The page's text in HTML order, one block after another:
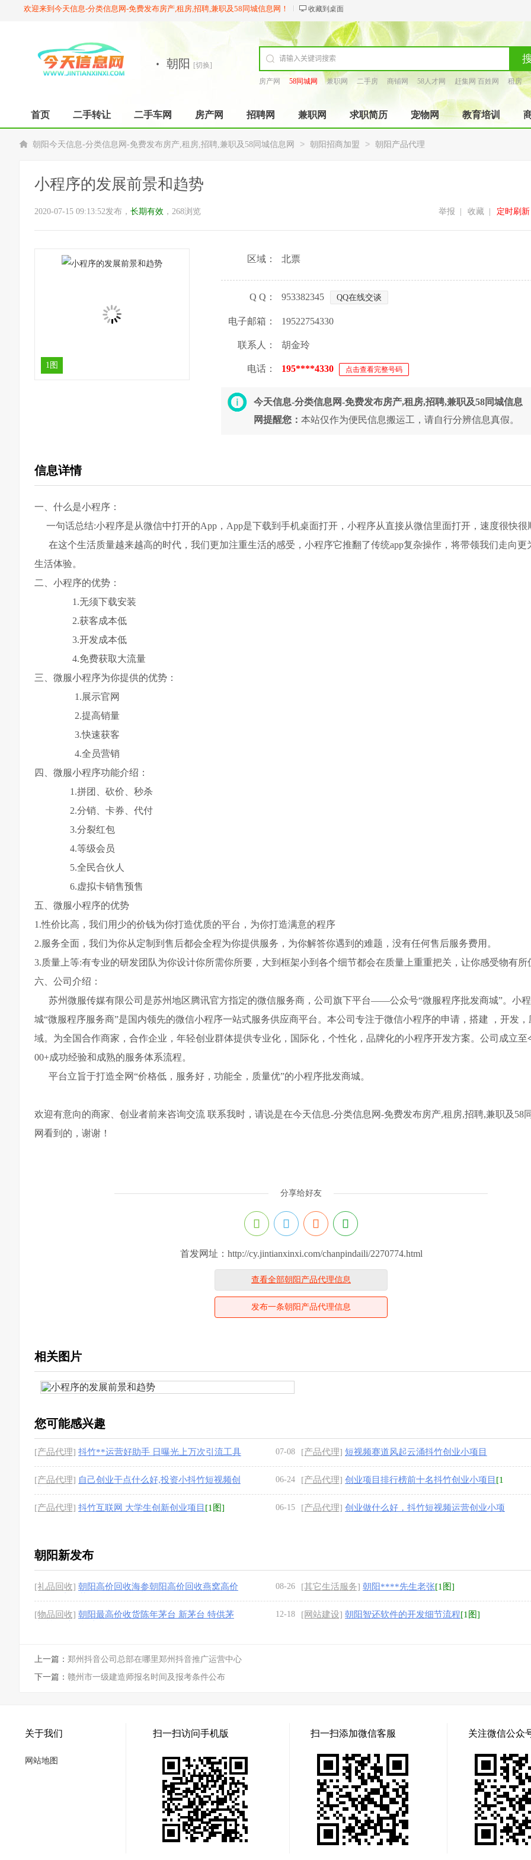
欢迎来到今天信息-分类信息网-免费发布房产,租房,招聘,兼职及58同城信息网！ 收藏到桌面
· 朝阳
[切换]
房产网
58同城网 兼职网 二手房 商铺网 58人才网 赶集网 百姓网
租房
首页 二手转让 二手车网 房产网 招聘网 兼职网 求职简历 宠物网 教育培训
朝阳今天信息-分类信息网-免费发布房产,租房,招聘,兼职及58同城信息网 > 朝阳招商加盟 > 朝阳产品代理
小程序的发展前景和趋势
2020-07-15 09:13:52发布， 长期有效 ，268浏览 定时刷新
收藏
举报
1图
区域： 北票
Q Q： 953382345 QQ在线交谈
电子邮箱： 19522754330
联系人： 胡金玲
电话： 195****4330 点击查看完整号码
今天信息-分类信息网-免费发布房产,租房,招聘,兼职及58同城信息
网提醒您： 本站仅作为便民信息搬运工，请自行分辨信息真假。
信息详情
一、什么是小程序：
一句话总结:小程序是从微信中打开的App，App是下载到手机桌面打开，小程序从直接从微信里面打开，速度很快很
在这个生活质量越来越高的时代，我们更加注重生活的感受，小程序它推翻了传统app复杂操作，将带领我们走向更
生活体验。
二、小程序的优势：
1.无须下载安装
2.获客成本低
3.开发成本低
4.免费获取大流量
三、微服小程序为你提供的优势：
1.展示官网
2.提高销量
3.快速获客
4.全员营销
四、微服小程序功能介绍：
1.拼团、砍价、秒杀
2.分销、卡券、代付
3.分裂红包
4.等级会员
5.全民合伙人
6.虚拟卡销售预售
五、微服小程序的优势
1.性价比高，我们用少的价钱为你打造优质的平台，为你打造满意的程序
2.服务全面，我们为你从定制到售后都会全程为你提供服务，为你解答你遇到的难题，没有任何售后服务费用。
3.质量上等:有专业的研发团队为你设计你所需你所要，大到框架小到各个细节都会在质量上重重把关，让你感受物有所
六、公司介绍：
苏州微服传媒有限公司是苏州地区腾讯官方指定的微信服务商，公司旗下平台——公众号“微服程序批发商城”。小
城“微服程序服务商”是国内领先的微信小程序一站式服务供应商平台。本公司专注于微信小程序的申请，搭建 ，开发
域。为全国合作商家，合作企业，年轻创业群体提供专业化，国际化，个性化，品牌化的小程序开发方案。公司成立至
00+成功经验和成熟的服务体系流程。
平台立旨于打造全网“价格低，服务好，功能全，质量优”的小程序批发商城。
欢迎有意向的商家、创业者前来咨询交流 联系我时，请说是在今天信息-分类信息网-免费发布房产,租房,招聘,兼职及58
网看到的，谢谢！
分享给好友
首发网址：http://cy.jintianxinxi.com/chanpindaili/2270774.html
查看全部朝阳产品代理信息
发布一条朝阳产品代理信息
相关图片
您可能感兴趣
[产品代理] 抖竹**运营好助手 日曝光上万次引流工具
07-08 [产品代理] 短视频赛道风起云涌抖竹创业小项目
[产品代理] 自己创业干点什么好,投资小抖竹短视频创
06-24 [产品代理] 创业项目排行榜前十名抖竹创业小项目 [1
[产品代理] 抖竹互联网 大学生创新创业项目 [1图] 06-15 [产品代理] 创业做什么好，抖竹短视频运营创业小项
朝阳新发布
[礼品回收] 朝阳高价回收海参朝阳高价回收燕窝高价
08-26 [其它生活服务] 朝阳****先生老张[1图]
[物品回收] 朝阳最高价收货陈年茅台 新茅台 特供茅
12-18 [网站建设] 朝阳智还软件的开发细节流程[1图]
上一篇： 郑州抖音公司总部在哪里郑州抖音推广运营中心
下一篇： 赣州市一级建造师报名时间及报考条件公布
关于我们
网站地图
扫一扫访问手机版 扫一扫添加微信客服 关注微信公众